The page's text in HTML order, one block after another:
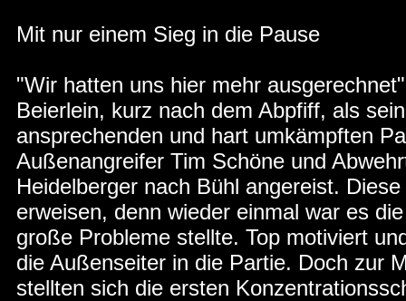
Mit nur einem Sieg in die Pause
"Wir hatten uns hier mehr
Beierlein, kurz nach dem Abpfiff, als
ansprechenden und hart umkämpften
Außenangreifer Tim Schöne und
Heidelberger nach Bühl angereist.
erweisen, denn wieder einmal war es
große Probleme stellte. Top motiviert
die Außenseiter in die Partie. Doch zur
stellten sich die ersten